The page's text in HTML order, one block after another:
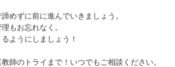
めずに前に進んでいきましょう。
もお忘れなく。
ようにしましょう！
師のトライまで！ いつでもご相談ください。